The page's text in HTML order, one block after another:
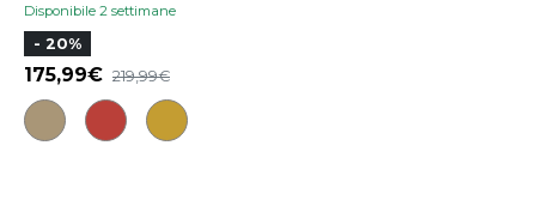
Disponibile 2 settimane
- 20%
175,99 219,99